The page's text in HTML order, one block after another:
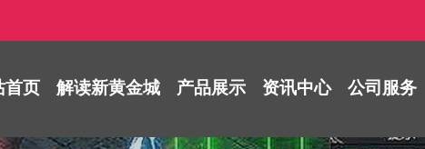
首页 解读新黄金城 产品展示 资讯中心 公司服务